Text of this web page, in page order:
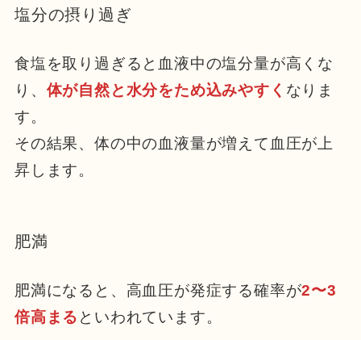
塩分の摂り過ぎ
食塩を取り過ぎると血液中の塩分量が高くな
り、 体が自然と水分をため込みやすく なりま
す。
その結果、体の中の血液量が増えて血圧が上
昇します。
肥満
肥満になると、高血圧が発症する確率が2〜3
倍高まる といわれています。